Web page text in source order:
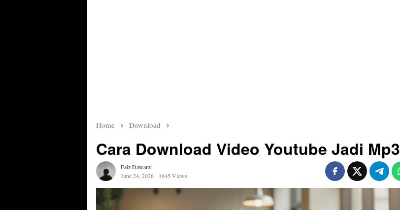
Home Download
Cara Download Video Youtube Jadi Mp3
Faiz Dawami
June 24, 2026
1645 Views